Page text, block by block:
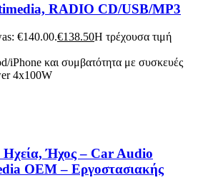
RADIO CD/USB/MP3
€140.00.€138.50Η τρέχουσα τιμή
iPhone και συμβατότητα με συσκευές
4x100W
Ήχος – Car Audio
OEM – Εργοστασιακής